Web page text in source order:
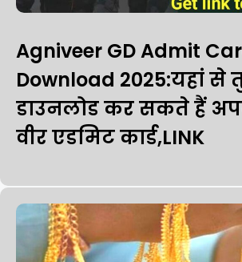
Agniveer GD Admit
Download 2025:यहां से
डाउनलोड कर सकते हैं
वीर एडमिट कार्ड,LINK